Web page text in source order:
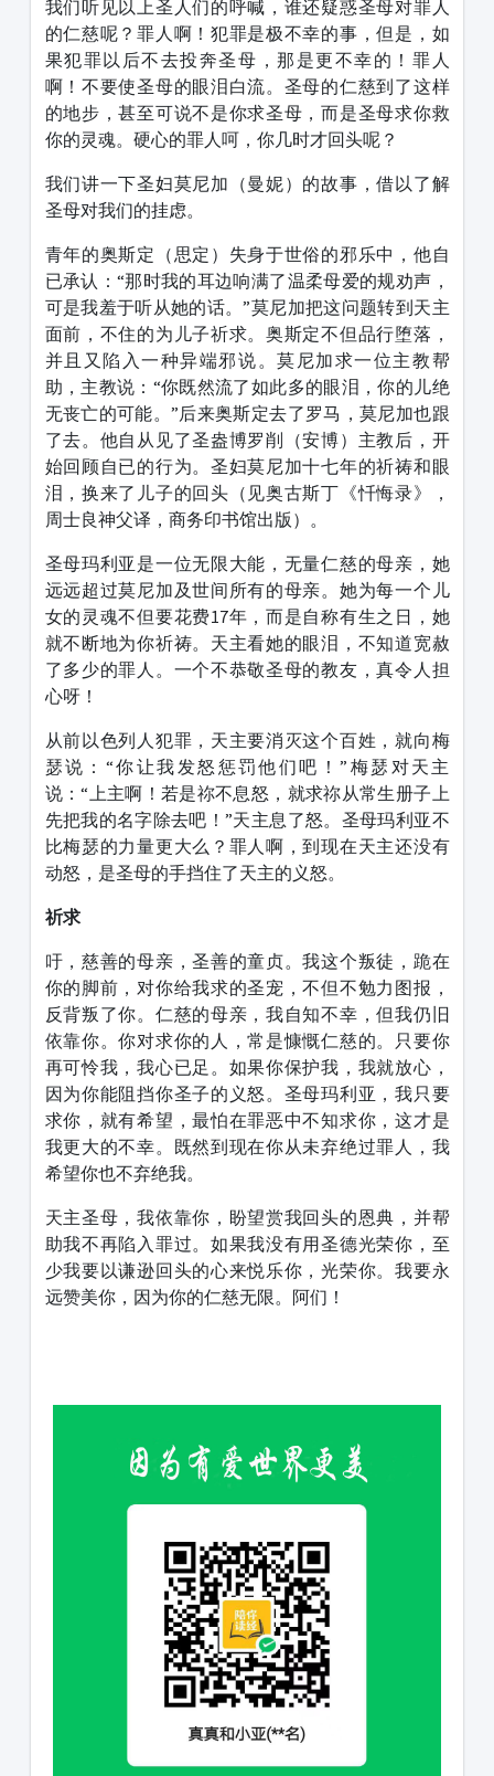
我们听见以上圣人们的呼喊，谁还疑惑圣母对罪人
的仁慈呢？罪人啊！犯罪是极不幸的事，但是，如
果犯罪以后不去投奔圣母，那是更不幸的！罪人
啊！不要使圣母的眼泪白流。圣母的仁慈到了这样
的地步，甚至可说不是你求圣母，而是圣母求你救
你的灵魂。硬心的罪人呵，你几时才回头呢？
我们讲一下圣妇莫尼加（曼妮）的故事，借以了解
圣母对我们的挂虑。
青年的奥斯定（思定）失身于世俗的邪乐中，他自
已承认：“那时我的耳边响满了温柔母爱的规劝声，
可是我羞于听从她的话。”莫尼加把这问题转到天主
面前，不住的为儿子祈求。奥斯定不但品行堕落，
并且又陷入一种异端邪说。莫尼加求一位主教帮
助，主教说：“你既然流了如此多的眼泪，你的儿绝
无丧亡的可能。”后来奥斯定去了罗马，莫尼加也跟
了去。他自从见了圣盎博罗削（安博）主教后，开
始回顾自已的行为。圣妇莫尼加十七年的祈祷和眼
泪，换来了儿子的回头（见奥古斯丁《忏悔录》，
周士良神父译，商务印书馆出版）。
圣母玛利亚是一位无限大能，无量仁慈的母亲，她
远远超过莫尼加及世间所有的母亲。她为每一个儿
女的灵魂不但要花费17年，而是自称有生之日，她
就不断地为你祈祷。天主看她的眼泪，不知道宽赦
了多少的罪人。一个不恭敬圣母的教友，真令人担
心呀！
从前以色列人犯罪，天主要消灭这个百姓，就向梅
瑟说：“你让我发怒惩罚他们吧！”梅瑟对天主
说：“上主啊！若是祢不息怒，就求祢从常生册子上
先把我的名字除去吧！”天主息了怒。圣母玛利亚不
比梅瑟的力量更大么？罪人啊，到现在天主还没有
动怒，是圣母的手挡住了天主的义怒。
祈求
吁，慈善的母亲，圣善的童贞。我这个叛徒，跪在
你的脚前，对你给我求的圣宠，不但不勉力图报，
反背叛了你。仁慈的母亲，我自知不幸，但我仍旧
依靠你。你对求你的人，常是慷慨仁慈的。只要你
再可怜我，我心已足。如果你保护我，我就放心，
因为你能阻挡你圣子的义怒。圣母玛利亚，我只要
求你，就有希望，最怕在罪恶中不知求你，这才是
我更大的不幸。既然到现在你从未弃绝过罪人，我
希望你也不弃绝我。
天主圣母，我依靠你，盼望赏我回头的恩典，并帮
助我不再陷入罪过。如果我没有用圣德光荣你，至
少我要以谦逊回头的心来悦乐你，光荣你。我要永
远赞美你，因为你的仁慈无限。阿们！